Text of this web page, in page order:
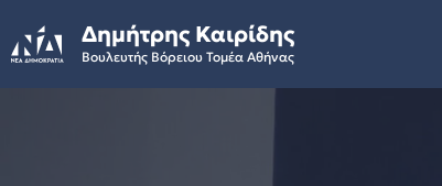
to
content
Δημήτρης Καιρίδης
Βουλευτής Βόρειου Τομέα Αθήνας